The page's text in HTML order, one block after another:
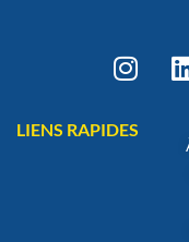
LIENS RAPIDES